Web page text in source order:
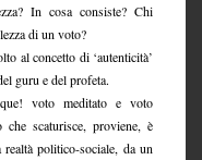
In cosa consiste? Chi
di un voto?
al concetto di ‘autenticità’
guru e del profeta.
voto meditato e voto
scaturisce, proviene, è
politico-sociale, da un